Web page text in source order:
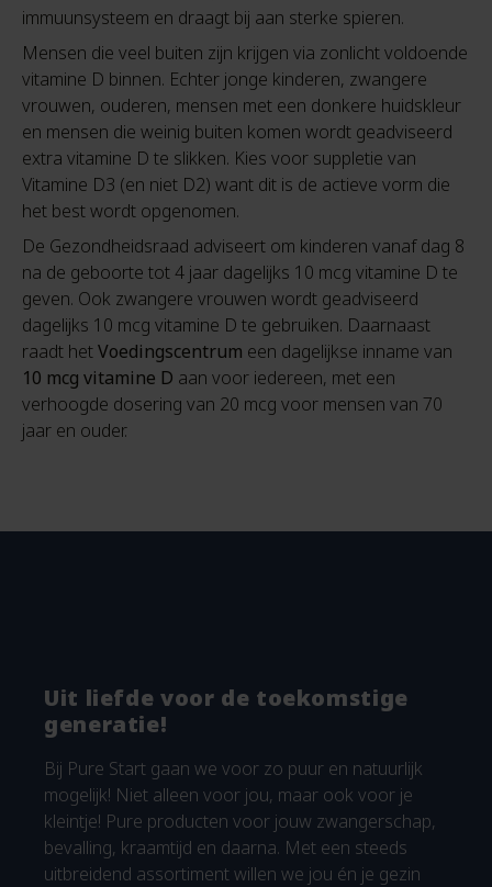
immuunsysteem en draagt bij aan sterke spieren.
Mensen die veel buiten zijn krijgen via zonlicht voldoende
vitamine D binnen. Echter jonge kinderen, zwangere
vrouwen, ouderen, mensen met een donkere huidskleur
en mensen die weinig buiten komen wordt geadviseerd
extra vitamine D te slikken. Kies voor suppletie van
Vitamine D3 (en niet D2) want dit is de actieve vorm die
het best wordt opgenomen.
De Gezondheidsraad adviseert om kinderen vanaf dag 8
na de geboorte tot 4 jaar dagelijks 10 mcg vitamine D te
geven. Ook zwangere vrouwen wordt geadviseerd
dagelijks 10 mcg vitamine D te gebruiken. Daarnaast
raadt hetVoedingscentrum een dagelijkse inname van
10 mcg vitamine D aan voor iedereen, met een
verhoogde dosering van 20 mcg voor mensen van 70
jaar en ouder.
Uit liefde voor de toekomstige
generatie!
Bij Pure Start gaan we voor zo puur en natuurlijk
mogelijk! Niet alleen voor jou, maar ook voor je
kleintje! Pure producten voor jouw zwangerschap,
bevalling, kraamtijd en daarna. Met een steeds
uitbreidend assortiment willen we jou én je gezin